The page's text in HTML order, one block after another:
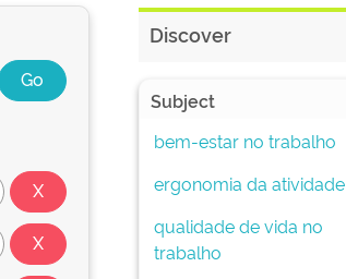
Discover
Subject
bem-estar no trabalho
ergonomia da atividade
qualidade de vida no
trabalho